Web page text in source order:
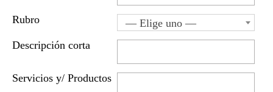
Rubro
— Elige uno —
Descripción corta
Servicios y/ Productos